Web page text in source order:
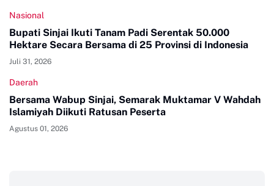
Nasional
Bupati Sinjai Ikuti Tanam Padi Serentak 50.000
Hektare Secara Bersama di 25 Provinsi di Indonesia
Juli 31, 2026
Daerah
Bersama Wabup Sinjai, Semarak Muktamar V Wahdah
Islamiyah Diikuti Ratusan Peserta
Agustus 01, 2026